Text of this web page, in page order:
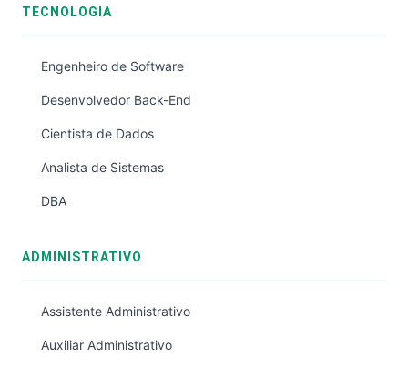
TECNOLOGIA
Engenheiro de Software
Desenvolvedor Back-End
Cientista de Dados
Analista de Sistemas
DBA
ADMINISTRATIVO
Assistente Administrativo
Auxiliar Administrativo